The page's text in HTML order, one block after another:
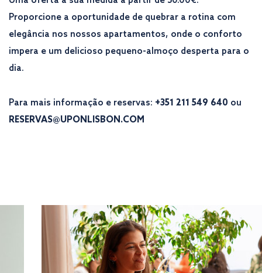
Proporcione a oportunidade de quebrar a rotina com
elegância nos nossos apartamentos, onde o conforto
impera e um delicioso pequeno-almoço desperta para o
dia.
Para mais informação e reservas: +351 211 549 640 ou
RESERVAS@UPONLISBON.COM